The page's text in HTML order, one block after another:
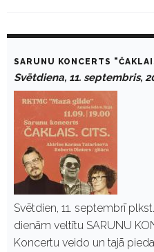
aSARUNU KONCERTS
Svētdiena, 11. septembris,
Svētdien, 11. septembrī
dienām veltītu SARUNU
Koncertu veido un tajā